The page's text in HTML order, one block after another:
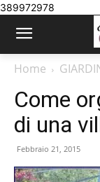
389972978
Home
Come
di una
Febbraio 21, 2015